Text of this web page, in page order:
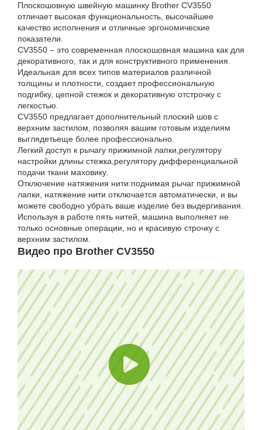
Плоскошовную швейную машинку Brother CV3550
отличает высокая функциональность, высочайшее
качество исполнения и отличные эргономические
показатели.
CV3550 – это современная плоскошовная машина как для
декоративного, так и для конструктивного применения.
Идеальная для всех типов материалов различной
толщины и плотности, создает профессиональную
подгибку, цепной стежок и декоративную отстрочку с
легкостью.
CV3550 предлагает дополнительный плоский шов с
верхним застилом, позволяя вашим готовым изделиям
выглядетьеще более профессионально.
Легкий доступ к рычагу прижимной лапки,регулятору
настройки длины стежка,регулятору дифференциальной
подачи ткани маховику.
Отключение натяжения нити:поднимая рычаг прижимной
лапки, натяжение нити отключается автоматически, и вы
можете свободно убрать ваше изделие без выдергивания.
Используя в работе пять нитей, машина выполняет не
только основные операции, но и красивую строчку с
верхним застилом.
Видео про Brother CV3550